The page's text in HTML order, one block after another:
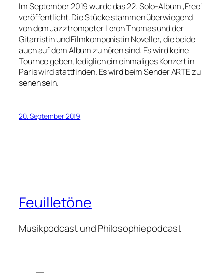
Im September 2019 wurde das 22. Solo-Album ‚Free‘
veröffentlicht. Die Stücke stammen überwiegend
von dem Jazztrompeter Leron Thomas und der
Gitarristin und Filmkomponistin Noveller, die beide
auch auf dem Album zu hören sind. Es wird keine
Tournee geben, lediglich ein einmaliges Konzert in
Paris wird stattfinden. Es wird beim Sender ARTE zu
sehen sein.
20. September 2019
Feuilletöne
Musikpodcast und Philosophiepodcast